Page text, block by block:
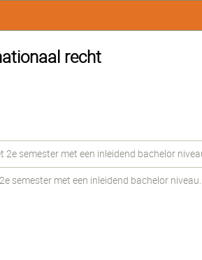
recht
semester met een inleidend bachelor
semester met een inleidend bachelor niveau.